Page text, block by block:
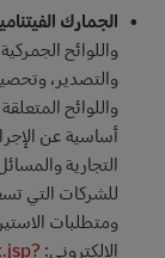
الجمارك
واللوائح
والتصدير،
واللوائح
أساسية عن
التجارية
للشركات التي
ومتطلبات
الإلكتروني: